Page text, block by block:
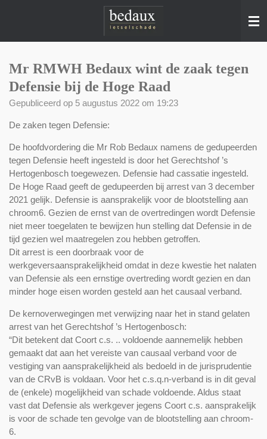
hoofdinhoud
Mr RMWH Bedaux wint de zaak tegen
Defensie bij de Hoge Raad
Gepubliceerd op 5 augustus 2022 om 19:23
De zaken tegen Defensie:
De hoofdvordering die Mr Rob Bedaux namens de gedupeerden
tegen Defensie heeft ingesteld is door het Gerechtshof ’s
Hertogenbosch toegewezen. Defensie had cassatie ingesteld.
De Hoge Raad geeft de gedupeerden bij arrest van 3 december
2021 gelijk. Defensie is aansprakelijk voor de blootstelling aan
chroom6. Gezien de ernst van de overtredingen wordt Defensie
niet meer toegelaten te bewijzen hun stelling dat Defensie in de
tijd gezien wel maatregelen zou hebben getroffen.
Dit arrest is een doorbraak voor de
werkgeversaansprakelijkheid omdat in deze kwestie het nalaten
van Defensie als een ernstige overtreding wordt gezien en dan
minder hoge eisen worden gesteld aan het causaal verband.
De kernoverwegingen met verwijzing naar het in stand gelaten
arrest van het Gerechtshof ’s Hertogenbosch:
“Dit betekent dat Coort c.s. .. voldoende aannemelijk hebben
gemaakt dat aan het vereiste van causaal verband voor de
vestiging van aansprakelijkheid als bedoeld in de jurisprudentie
van de CRvB is voldaan. Voor het c.s.q.n-verband is in dit geval
de (enkele) mogelijkheid van schade voldoende. Aldus staat
vast dat Defensie als werkgever jegens Coort c.s. aansprakelijk
is voor de schade ten gevolge van de blootstelling aan chroom-
6.